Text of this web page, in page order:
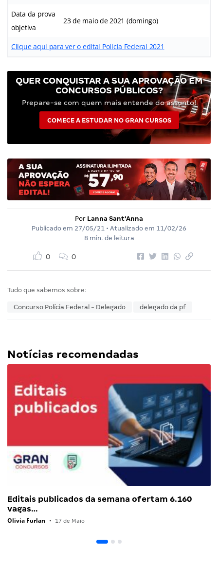
Data da prova
objetiva
23 de maio de 2021 (domingo)
Clique aqui para ver o edital Polícia Federal 2021
QUER CONQUISTAR A SUA APROVAÇÃO EM
CONCURSOS PÚBLICOS?
Prepare-se com quem mais entende do assunto!
COMECE A ESTUDAR NO GRAN CURSOS
Por Lanna Sant'Anna
Publicado em 27/05/21 • Atualizado em 11/02/26
8 min. de leitura
0 0
Tudo que sabemos sobre:
Concurso Polícia Federal - Delegado delegado da pf
Notícias recomendadas
Editais publicados da semana ofertam 6.160
vagas…
Olivia Furlan • 17 de Maio